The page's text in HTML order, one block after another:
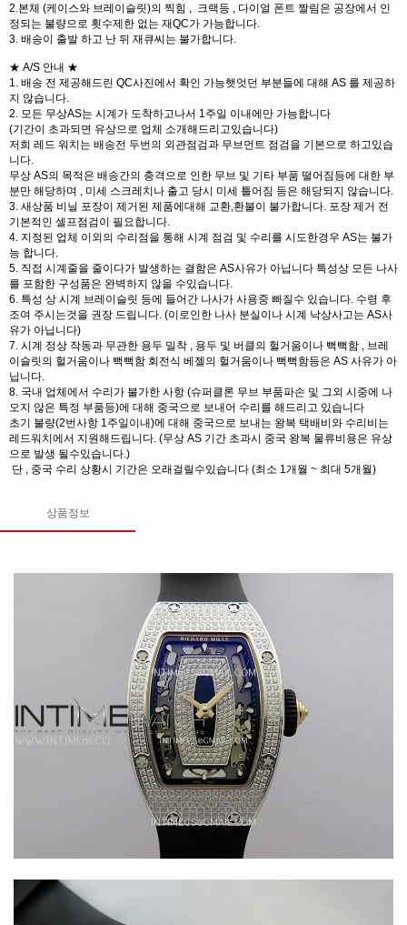
2.본체 (케이스와 브레이슬릿)의 찍힘 , 크랙등 , 다이얼 폰트 짤림은 공장에서 인
정되는 불량으로 횟수제한 없는 재QC가 가능합니다.
3. 배송이 출발 하고 난 뒤 재큐씨는 불가합니다.
★ A/S 안내 ★
1. 배송 전 제공해드린 QC사진에서 확인 가능햇엇던 부분들에 대해 AS 를 제공하
지 않습니다.
2. 모든 무상AS는 시계가 도착하고나서 1주일 이내에만 가능합니다
(기간이 초과되면 유상으로 업체 소개해드리고있습니다)
저희 레드 워치는 배송전 두번의 외관점검과 무브먼트 점검을 기본으로 하고있습
니다.
무상 AS의 목적은 배송간의 충격으로 인한 무브 및 기타 부품 떨어짐등에 대한 부
분만 해당하며 , 미세 스크레치나 출고 당시 미세 틀어짐 등은 해당되지 않습니다.
3. 새상품 비닐 포장이 제거된 제품에대해 교환,환불이 불가합니다. 포장 제거 전
기본적인 셀프점검이 필요합니다.
4. 지정된 업체 이외의 수리점을 통해 시계 점검 및 수리를 시도한경우 AS는 불가
능 합니다.
5. 직접 시계줄을 줄이다가 발생하는 결함은 AS사유가 아닙니다 특성상 모든 나사
를 포함한 구성품은 완벽하지 않을 수있습니다.
6. 특성 상 시계 브레이슬릿 등에 들어간 나사가 사용중 빠질수 있습니다. 수령 후
조여 주시는것을 권장 드립니다. (이로인한 나사 분실이나 시계 낙상사고는 AS사
유가 아닙니다)
7. 시계 정상 작동과 무관한 용두 밀착 , 용두 및 버클의 헐거움이나 뻑뻑함 , 브레
이슬릿의 헐거움이나 뻑뻑함 회전식 베젤의 헐거움이나 뻑뻑함등은 AS 사유가 아
닙니다.
8. 국내 업체에서 수리가 불가한 사항 (슈퍼클론 무브 부품파손 및 그외 시중에 나
오지 않은 특정 부품등)에 대해 중국으로 보내어 수리를 해드리고 있습니다
초기 불량(2번사항 1주일이내)에 대해 중국으로 보내는 왕복 택배비와 수리비는
레드워치에서 지원해드립니다. (무상 AS 기간 초과시 중국 왕복 물류비용은 유상
으로 발생 될수있습니다.)
단 , 중국 수리 상황시 기간은 오래걸릴수있습니다 (최소 1개월 ~ 최대 5개월)
상품정보